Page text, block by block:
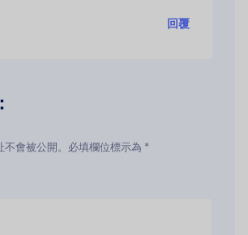
回覆
不會被公開。必填欄位標示為 *